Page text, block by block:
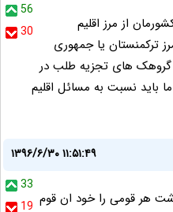
56
30
از مرز اقلیم
ترکمنستان یا جمهوری
های تجزیه طلب در
باید نسبت به مسائل اقلیم
۱۳۹۶/۶/۳۰ ۱۱:۵۱:۴۹
33
19 هر قومی را خود ان قوم